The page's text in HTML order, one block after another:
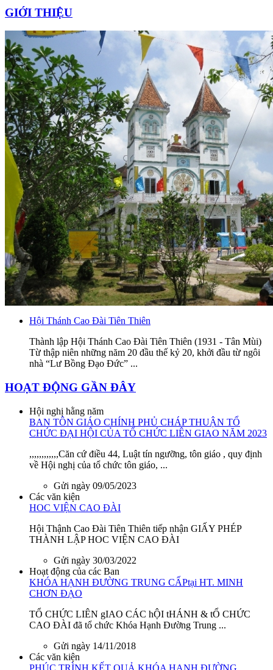
GIỚI THIỆU
Hội Thánh Cao Đài Tiên Thiên
Thành lập Hội Thánh Cao Đài Tiên Thiên (1931 - Tân Mùi)
Từ thập niên những năm 20 đầu thế kỷ 20, khởi đầu từ ngôi
nhà “Lư Bồng Đạo Đức” ...
HOẠT ĐỘNG GẦN ĐÂY
Hội nghị hằng năm
BAN TÔN GIÁO CHÍNH PHỦ CHÁP THUẬN TỔ
CHỨC ĐẠI HỘI CỦA TỔ CHỨC LIÊN GIAO NĂM 2023
,,,,,,,,,,,,Căn cứ điều 44, Luật tín ngưỡng, tôn giáo , quy định
về Hội nghị của tổ chức tôn giáo, ...
Gửi ngày 09/05/2023
Các văn kiện
HOC VIỆN CAO ĐÀI
Hội Thậnh Cao Đài Tiên Thiên tiếp nhận GIẤY PHÉP
THÀNH LẬP HOC VIỆN CAO ĐÀI
Gửi ngày 30/03/2022
Hoạt động của các Ban
KHÓA HẠNH ĐƯỜNG TRUNG CẤPtại HT. MINH
CHƠN ĐẠO
TỔ CHỨC LIÊN gIAO CÁC hỘI tHÁNH & tỔ CHỨC
CAO ĐÀI đã tổ chức Khóa Hạnh Đường Trung ...
Gửi ngày 14/11/2018
Các văn kiện
PHÚC TRÌNH KẾT QUẢ KHÓA HẠNH ĐƯỜNG